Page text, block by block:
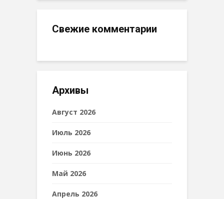
Свежие комментарии
Архивы
Август 2026
Июль 2026
Июнь 2026
Май 2026
Апрель 2026